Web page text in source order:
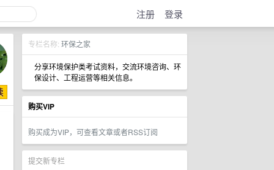
注册 登录
专栏名称: 环保之家
分享环境保护类考试资料，交流环境咨询、环
保设计、工程运营等相关信息。
购买VIP
购买成为VIP，可查看文章或者RSS订阅
提交新专栏